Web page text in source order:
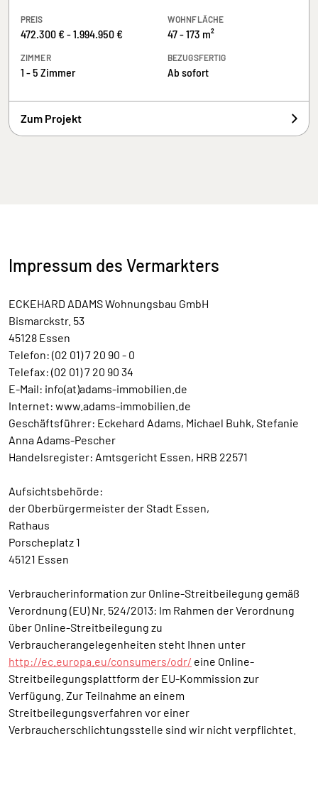
PREIS
472.300 € - 1.994.950 €
WOHNFLÄCHE
47 - 173 m²
ZIMMER
1 - 5 Zimmer
BEZUGSFERTIG
Ab sofort
Zum Projekt
Impressum des Vermarkters
ECKEHARD ADAMS Wohnungsbau GmbH
Bismarckstr. 53
45128 Essen
Telefon: (02 01) 7 20 90 - 0
Telefax: (02 01) 7 20 90 34
E-Mail: info(at)adams-immobilien.de
Internet: www.adams-immobilien.de
Geschäftsführer: Eckehard Adams, Michael Buhk, Stefanie
Anna Adams-Pescher
Handelsregister: Amtsgericht Essen, HRB 22571
Aufsichtsbehörde:
der Oberbürgermeister der Stadt Essen,
Rathaus
Porscheplatz 1
45121 Essen
Verbraucherinformation zur Online-Streitbeilegung gemäß
Verordnung (EU) Nr. 524/2013: Im Rahmen der Verordnung
über Online-Streitbeilegung zu
Verbraucherangelegenheiten steht Ihnen unter
http://ec.europa.eu/consumers/odr/ eine Online-
Streitbeilegungsplattform der EU-Kommission zur
Verfügung. Zur Teilnahme an einem
Streitbeilegungsverfahren vor einer
Verbraucherschlichtungsstelle sind wir nicht verpflichtet.